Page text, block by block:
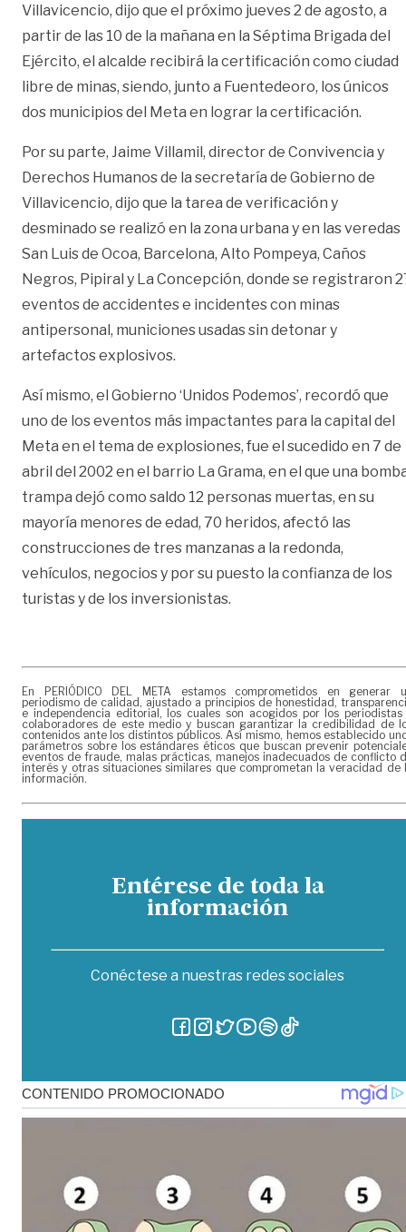
Villavicencio, dijo que el próximo jueves 2 de agosto, a
partir de las 10 de la mañana en la Séptima Brigada del
Ejército, el alcalde recibirá la certificación como ciudad
libre de minas, siendo, junto a Fuentedeoro, los únicos
dos municipios del Meta en lograr la certificación.
Por su parte, Jaime Villamil, director de Convivencia y
Derechos Humanos de la secretaría de Gobierno de
Villavicencio, dijo que la tarea de verificación y
desminado se realizó en la zona urbana y en las veredas
San Luis de Ocoa, Barcelona, Alto Pompeya, Caños
Negros, Pipiral y La Concepción, donde se registraron
eventos de accidentes e incidentes con minas
antipersonal, municiones usadas sin detonar y
artefactos explosivos.
Así mismo, el Gobierno ‘Unidos Podemos’, recordó que
uno de los eventos más impactantes para la capital del
Meta en el tema de explosiones, fue el sucedido en 7 de
abril del 2002 en el barrio La Grama, en el que una
trampa dejó como saldo 12 personas muertas, en su
mayoría menores de edad, 70 heridos, afectó las
construcciones de tres manzanas a la redonda,
vehículos, negocios y por su puesto la confianza de los
turistas y de los inversionistas.
En PERIÓDICO DEL META estamos comprometidos en generar
periodismo de calidad, ajustado a principios de honestidad,
e independencia editorial, los cuales son acogidos por los periodistas
colaboradores de este medio y buscan garantizar la credibilidad de
contenidos ante los distintos públicos. Así mismo, hemos establecido
parámetros sobre los estándares éticos que buscan prevenir
eventos de fraude, malas prácticas, manejos inadecuados de conflicto
interés y otras situaciones similares que comprometan la veracidad de
información.
Entérese de toda la
información
Conéctese a nuestras redes sociales